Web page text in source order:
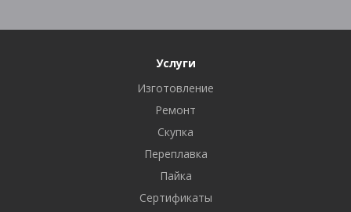
Услуги
Изготовление
Ремонт
Скупка
Переплавка
Пайка
Сертификаты